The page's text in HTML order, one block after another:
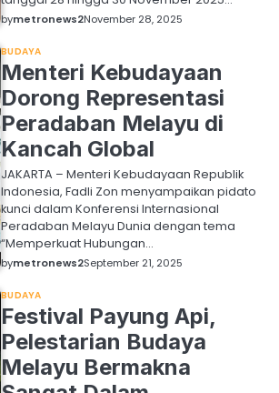
bymetronews2November 28, 2025
BUDAYA
Menteri Kebudayaan
Dorong Representasi
Peradaban Melayu di
Kancah Global
JAKARTA – Menteri Kebudayaan Republik
Indonesia, Fadli Zon menyampaikan pidato
kunci dalam Konferensi Internasional
Peradaban Melayu Dunia dengan tema
“Memperkuat Hubungan…
bymetronews2September 21, 2025
BUDAYA
Festival Payung Api,
Pelestarian Budaya
Melayu Bermakna